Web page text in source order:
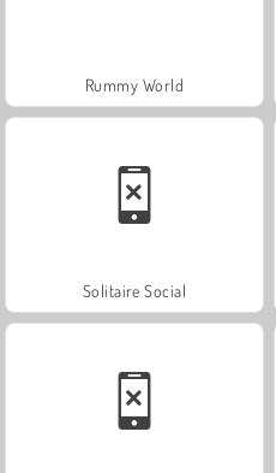
Rummy World
Solitaire Social